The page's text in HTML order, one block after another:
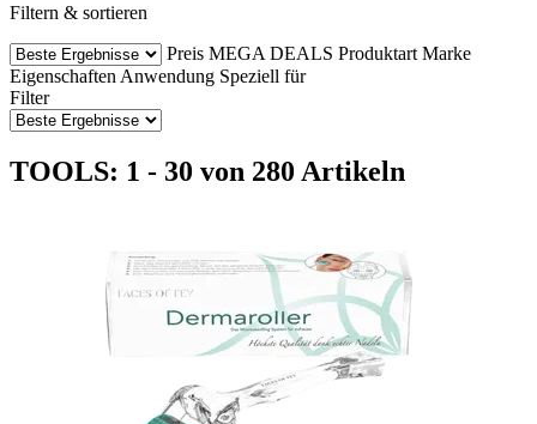
Filtern & sortieren
Preis MEGA DEALS Produktart Marke
Eigenschaften Anwendung Speziell für
Filter
TOOLS: 1 - 30 von 280 Artikeln